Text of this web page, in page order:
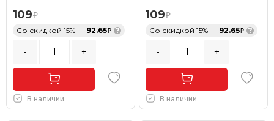
109
Со скидкой 15% — 92.65 ?
- +
В наличии
109
Со скидкой 15% — 92.65 ?
- +
В наличии